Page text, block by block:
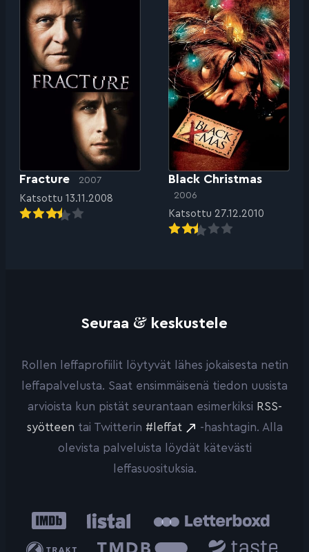
Fracture 2007
Katsottu 13.11.2008
Black Christmas
2006
Katsottu 27.12.2010
Seuraa & keskustele
Rollen leffaprofiilit löytyvät lähes jokaisesta netin
leffapalvelusta. Saat ensimmäisenä tiedon uusista
arvioista kun pistät seurantaan esimerkiksi RSS-
syötteen tai Twitterin #leffat
-hashtagin. Alla
olevista palveluista löydät kätevästi
leffasuosituksia.
IMDb Listal